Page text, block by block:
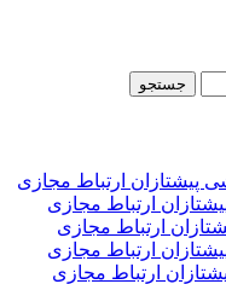
پیشتازان ارتباط مجازی
ارتباط مجازی
ارتباط مجازی
ارتباط مجازی
ارتباط مجازی